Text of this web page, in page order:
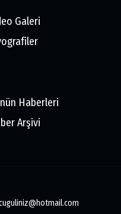
Galeri
Haberleri
Arşivi